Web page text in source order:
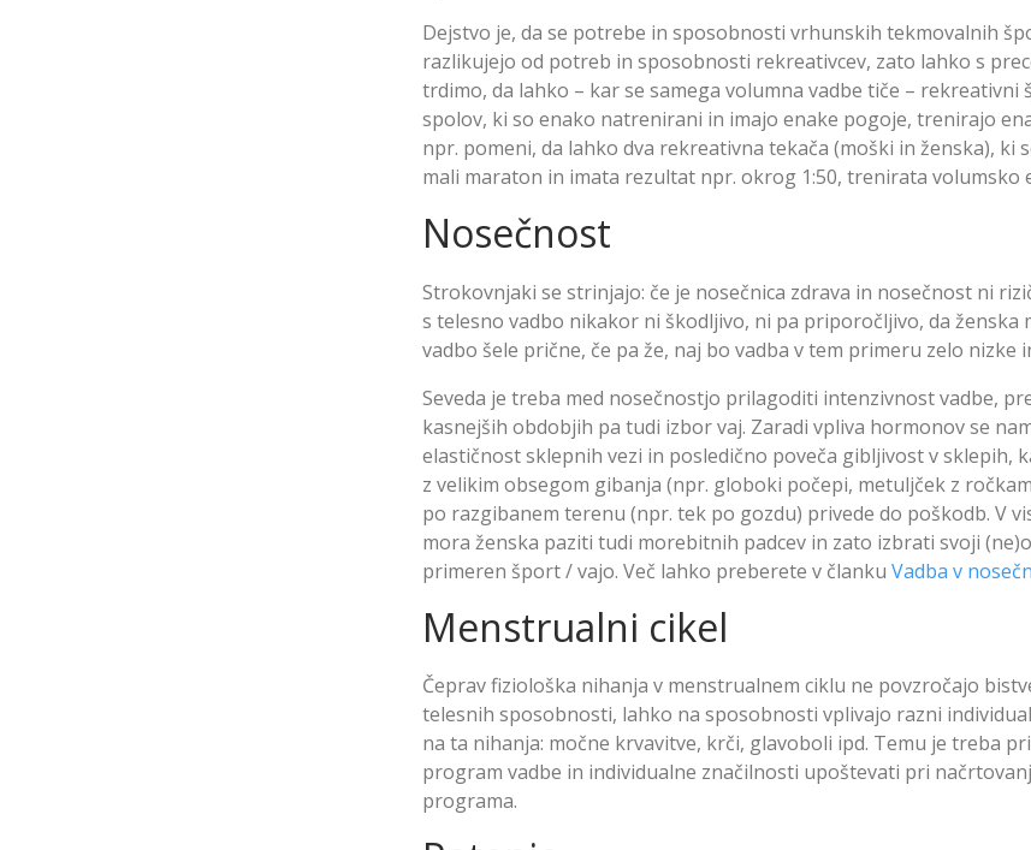
Dejstvo je, da se potrebe in sposobnosti vrhunskih tekmovalnih
razlikujejo od potreb in sposobnosti rekreativcev, zato lahko s
trdimo, da lahko – kar se samega volumna vadbe tiče – rekreativni
spolov, ki so enako natrenirani in imajo enake pogoje, trenirajo
npr. pomeni, da lahko dva rekreativna tekača (moški in ženska), ki
mali maraton in imata rezultat npr. okrog 1:50, trenirata volumsko
Nosečnost
Strokovnjaki se strinjajo: če je nosečnica zdrava in nosečnost ni
s telesno vadbo nikakor ni škodljivo, ni pa priporočljivo, da ženska
vadbo šele prične, če pa že, naj bo vadba v tem primeru zelo nizke
Seveda je treba med nosečnostjo prilagoditi intenzivnost vadbe,
kasnejših obdobjih pa tudi izbor vaj. Zaradi vpliva hormonov se
elastičnost sklepnih vezi in posledično poveča gibljivost v sklepih,
z velikim obsegom gibanja (npr. globoki počepi, metuljček z
po razgibanem terenu (npr. tek po gozdu) privede do poškodb. V
mora ženska paziti tudi morebitnih padcev in zato izbrati svoji
primeren šport / vajo. Več lahko preberete v članku Vadba v
Menstrualni cikel
Čeprav fiziološka nihanja v menstrualnem ciklu ne povzročajo
telesnih sposobnosti, lahko na sposobnosti vplivajo razni
na ta nihanja: močne krvavitve, krči, glavoboli ipd. Temu je treba
program vadbe in individualne značilnosti upoštevati pri
programa.